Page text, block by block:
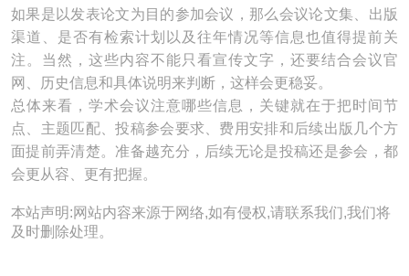
如果是以发表论文为目的参加会议，那么会议论文集、出版
渠道、是否有检索计划以及往年情况等信息也值得提前关
注。当然，这些内容不能只看宣传文字，还要结合会议官
网、历史信息和具体说明来判断，这样会更稳妥。
总体来看，学术会议注意哪些信息，关键就在于把时间节
点、主题匹配、投稿参会要求、费用安排和后续出版几个方
面提前弄清楚。准备越充分，后续无论是投稿还是参会，都
会更从容、更有把握。
本站声明:网站内容来源于网络,如有侵权,请联系我们,我们将
及时删除处理。